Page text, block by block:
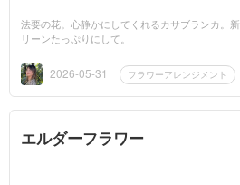
法要の花。心静かにしてくれるカサブランカ。
リーンたっぷりにして。
2026-05-31 フラワーアレンジメント
エルダーフラワー